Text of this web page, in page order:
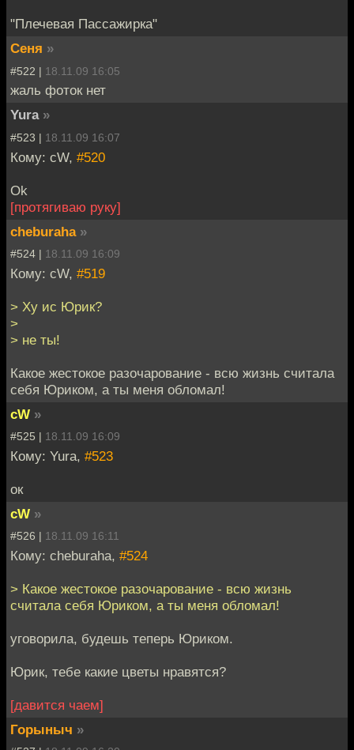
"Плечевая Пассажирка"
Сеня »
#522 | 18.11.09 16:05
жаль фоток нет
Yura »
#523 | 18.11.09 16:07
Кому: cW, #520
Ok
[протягиваю руку]
cheburaha »
#524 | 18.11.09 16:09
Кому: cW, #519
> Ху ис Юрик?
>
> не ты!
Какое жестокое разочарование - всю жизнь считала
себя Юриком, а ты меня обломал!
cW »
#525 | 18.11.09 16:09
Кому: Yura, #523
ок
cW »
#526 | 18.11.09 16:11
Кому: cheburaha, #524
> Какое жестокое разочарование - всю жизнь
считала себя Юриком, а ты меня обломал!
уговорила, будешь теперь Юриком.
Юрик, тебе какие цветы нравятся?
[давится чаем]
Горыныч »